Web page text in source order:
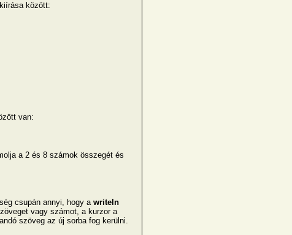
között:
van:
a 2 és 8 számok összegét és
csupán annyi, hogy awriteln
vagy számot, a kurzor a
szöveg az új sorba fog kerülni.